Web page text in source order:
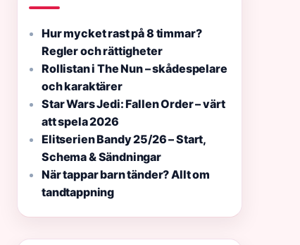
Hur mycket rast på 8 timmar?
Regler och rättigheter
Rollistan i The Nun – skådespelare
och karaktärer
Star Wars Jedi: Fallen Order – värt
att spela 2026
Elitserien Bandy 25/26 – Start,
Schema & Sändningar
När tappar barn tänder? Allt om
tandtappning